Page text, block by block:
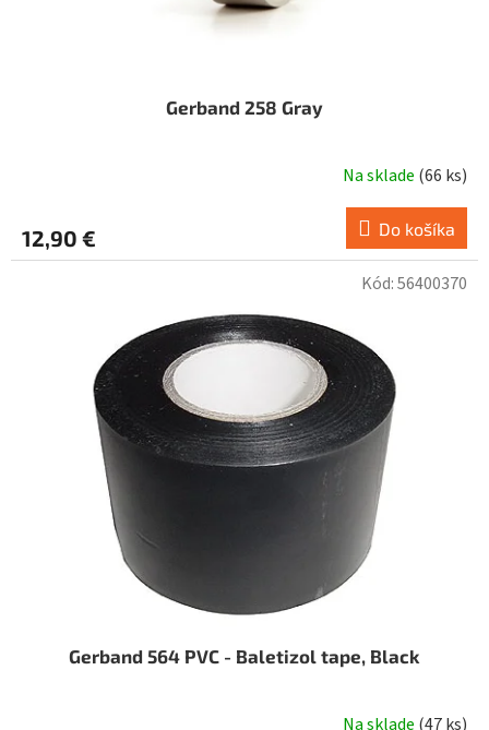
Gerband 258 Gray
Na sklade (66 ks)
12,90 € Do košíka
Gerband 564 PVC - Baletizol tape, Black
Na sklade (47 ks)
Kód:56400370